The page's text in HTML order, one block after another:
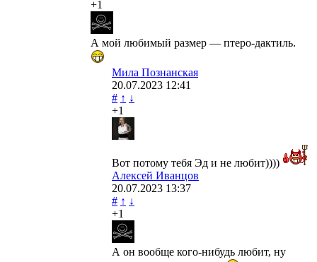
+1
А мой любимый размер — птеро-дактиль.
Мила Познанская
20.07.2023 12:41
# ↑ ↓
+1
Вот потому тебя Эд и не любит))))
Алексей Иванцов
20.07.2023 13:37
# ↑ ↓
+1
А он вообще кого-нибудь любит, ну